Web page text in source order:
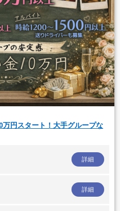
円スタート！大手グループな
詳細
詳細